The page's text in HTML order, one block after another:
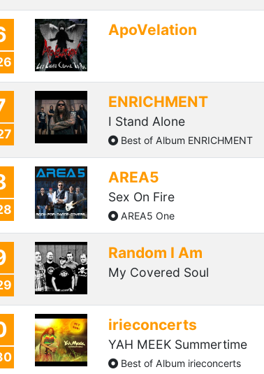
ApoVelation
ENRICHMENT
I Stand Alone
Best of Album ENRICHMENT
AREA5
Sex On Fire
AREA5 One
Random I Am
My Covered Soul
irieconcerts
YAH MEEK Summertime
Best of Album irieconcerts